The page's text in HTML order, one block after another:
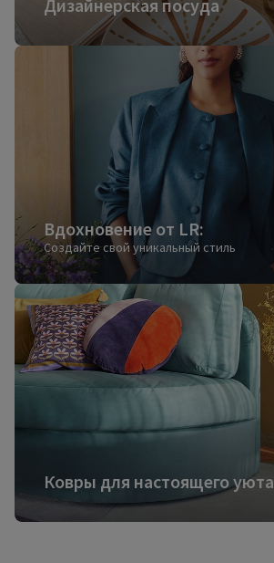
Дизайнерская посуда
Вдохновение от LR:
Создайте свой уникальный стиль
Вдохновение
Ковры для настоящего уюта
Ковры
для
настоящего
уюта